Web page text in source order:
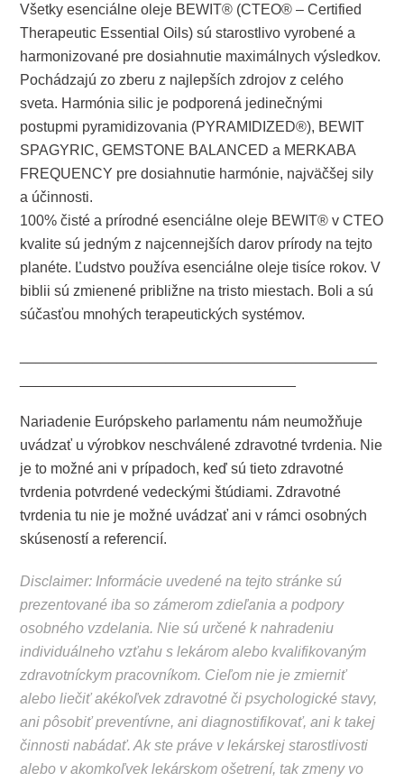
Všetky esenciálne oleje BEWIT® (CTEO® – Certified
Therapeutic Essential Oils) sú starostlivo vyrobené a
harmonizované pre dosiahnutie maximálnych výsledkov.
Pochádzajú zo zberu z najlepších zdrojov z celého
sveta. Harmónia silic je podporená jedinečnými
postupmi pyramidizovania (PYRAMIDIZED®), BEWIT
SPAGYRIC, GEMSTONE BALANCED a MERKABA
FREQUENCY pre dosiahnutie harmónie, najväčšej sily
a účinnosti.
100% čisté a prírodné esenciálne oleje BEWIT® v CTEO
kvalite sú jedným z najcennejších darov prírody na tejto
planéte. Ľudstvo používa esenciálne oleje tisíce rokov. V
biblii sú zmienené približne na tristo miestach. Boli a sú
súčasťou mnohých terapeutických systémov.
Nariadenie Európskeho parlamentu nám neumožňuje
uvádzať u výrobkov neschválené zdravotné tvrdenia. Nie
je to možné ani v prípadoch, keď sú tieto zdravotné
tvrdenia potvrdené vedeckými štúdiami. Zdravotné
tvrdenia tu nie je možné uvádzať ani v rámci osobných
skúseností a referencií.
Disclaimer: Informácie uvedené na tejto stránke sú
prezentované iba so zámerom zdieľania a podpory
osobného vzdelania. Nie sú určené k nahradeniu
individuálneho vzťahu s lekárom alebo kvalifikovaným
zdravotníckym pracovníkom. Cieľom nie je zmierniť
alebo liečiť akékoľvek zdravotné či psychologické stavy,
ani pôsobiť preventívne, ani diagnostifikovať, ani k takej
činnosti nabádať. Ak ste práve v lekárskej starostlivosti
alebo v akomkoľvek lekárskom ošetrení, tak zmeny vo